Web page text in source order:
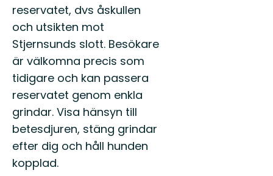
reservatet, dvs åskullen
och utsikten mot
Stjernsunds slott. Besökare
är välkomna precis som
tidigare och kan passera
reservatet genom enkla
grindar. Visa hänsyn till
betesdjuren, stäng grindar
efter dig och håll hunden
kopplad.